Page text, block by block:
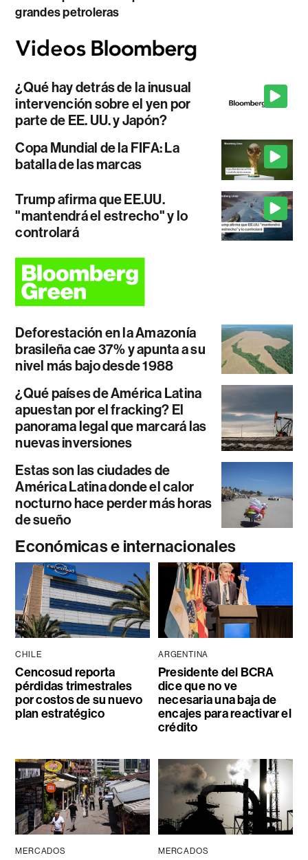
grandes petroleras
¿Qué hay detrás de la inusual
intervención sobre el yen por
parte de EE. UU. y Japón?
Copa Mundial de la FIFA: La
batalla de las marcas
Trump afirma que EE.UU.
"mantendrá el estrecho" y lo
controlará
Deforestación en la Amazonía
brasileña cae 37% y apunta a su
nivel más bajo desde 1988
¿Qué países de América Latina
apuestan por el fracking? El
panorama legal que marcará las
nuevas inversiones
Estas son las ciudades de
América Latina donde el calor
nocturno hace perder más horas
de sueño
Económicas e internacionales
CHILE
Cencosud reporta
pérdidas trimestrales
por costos de su nuevo
plan estratégico
ARGENTINA
Presidente del BCRA
dice que no ve
necesaria una baja de
encajes para reactivar el
crédito
MERCADOS MERCADOS